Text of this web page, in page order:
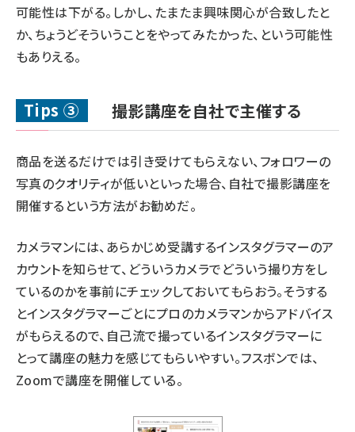
可能性は下がる。しかし、たまたま興味関心が合致したと
か、ちょうどそういうことをやってみたかった、という可能性
もありえる。
Tips ③ 撮影講座を自社で主催する
商品を送るだけでは引き受けてもらえない、フォロワーの
写真のクオリティが低いといった場合、自社で撮影講座を
開催するという方法がお勧めだ。
カメラマンには、あらかじめ受講するインスタグラマーのア
カウントを知らせて、どういうカメラでどういう撮り方をし
ているのかを事前にチェックしておいてもらおう。そうする
とインスタグラマーごとにプロのカメラマンからアドバイス
がもらえるので、自己流で撮っているインスタグラマーに
とって講座の魅力を感じてもらいやすい。フスボンでは、
Zoomで講座を開催している。